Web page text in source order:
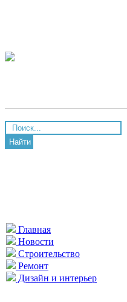
Найти
Главная
Новости
Строительство
Ремонт
Дизайн и интерьер